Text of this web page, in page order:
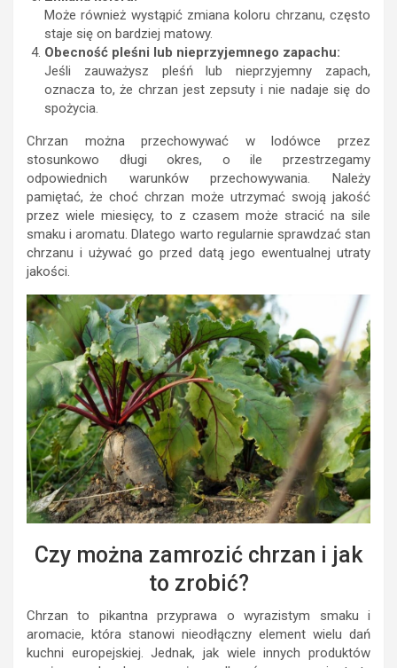
Może również wystąpić zmiana koloru chrzanu, często
staje się on bardziej matowy.
Obecność pleśni lub nieprzyjemnego zapachu:
Jeśli zauważysz pleśń lub nieprzyjemny zapach,
oznacza to, że chrzan jest zepsuty i nie nadaje się do
spożycia.
Chrzan można przechowywać w lodówce przez
stosunkowo długi okres, o ile przestrzegamy
odpowiednich warunków przechowywania. Należy
pamiętać, że choć chrzan może utrzymać swoją jakość
przez wiele miesięcy, to z czasem może stracić na sile
smaku i aromatu. Dlatego warto regularnie sprawdzać stan
chrzanu i używać go przed datą jego ewentualnej utraty
jakości.
Czy można zamrozić chrzan i jak
to zrobić?
Chrzan to pikantna przyprawa o wyrazistym smaku i
aromacie, która stanowi nieodłączny element wielu dań
kuchni europejskiej. Jednak, jak wiele innych produktów